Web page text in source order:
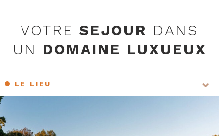
VOTRE SEJOUR DANS
UN DOMAINE LUXUEUX
LE LIEU